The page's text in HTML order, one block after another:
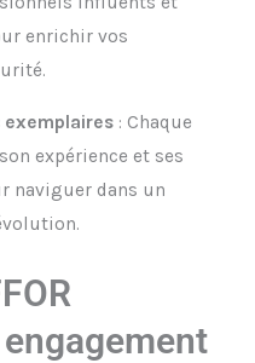
enrichir vos
exemplaires: Chaque
expérience et ses
naviguer dans un
engagement